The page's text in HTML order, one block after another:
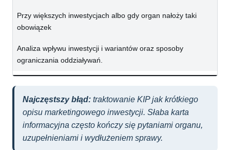
Przy większych inwestycjach albo gdy organ nałoży taki
obowiązek
Analiza wpływu inwestycji i wariantów oraz sposoby
ograniczania oddziaływań.
Najczęstszy błąd: traktowanie KIP jak krótkiego
opisu marketingowego inwestycji. Słaba karta
informacyjna często kończy się pytaniami organu,
uzupełnieniami i wydłużeniem sprawy.